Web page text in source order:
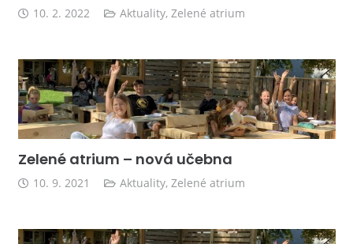
10. 2. 2022 Aktuality,Zelené atrium
Zelené atrium – nová učebna
10. 9. 2021 Aktuality,Zelené atrium